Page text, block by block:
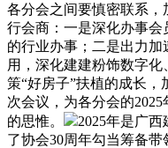
各分会之间要慎密联系
行会商：一是深化办事
的行业办事；二是出力
用，深化建建粉饰数字
策“好房子”扶植的成长
次会议，为各分会的
的思惟。
2025年是广
了协会30周年勾当筹备